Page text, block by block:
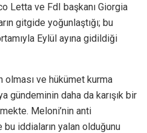
Letta ve FdI başkanı Giorgia
gitgide yoğunlaştığı; bu
Eylül ayına gidildiği
olması ve hükümet kurma
gündeminin daha da karışık bir
Meloni’nin anti
bu iddiaların yalan olduğunu